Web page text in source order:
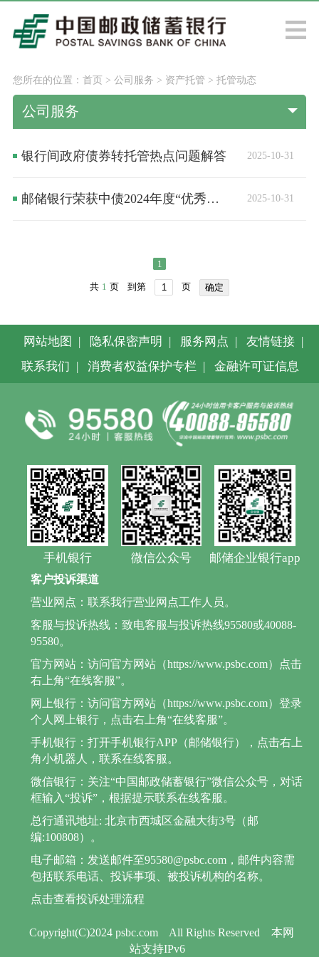
您所在的位置： 首页> 公司服务 > 资产托管 > 托管动态
公司服务
2025-10-31
银行间政府债券转托管热点问题解答
2025-10-31
邮储银行荣获中债2024年度“优秀资产托管机构”
1
共 1 页 到第 页 确定
网站地图 | 隐私保密声明 | 服务网点 | 友情链接 |
联系我们 | 消费者权益保护专栏 | 金融许可证信息
手机银行 微信公众号 邮储企业银行app
Copyright(C)2024 psbc.com All Rights Reserved
本网
站支持IPv6
客户投诉渠道
营业网点：联系我行营业网点工作人员。
客服与投诉热线：致电客服与投诉热线95580或40088-
95580。
官方网站：访问官方网站（https://www.psbc.com）点击
右上角“在线客服”。
网上银行：访问官方网站（https://www.psbc.com）登录
个人网上银行，点击右上角“在线客服”。
手机银行：打开手机银行APP（邮储银行），点击右上
角小机器人，联系在线客服。
微信银行：关注“中国邮政储蓄银行”微信公众号，对话
框输入“投诉”，根据提示联系在线客服。
总行通讯地址: 北京市西城区金融大街3号（邮
编:100808）。
电子邮箱：发送邮件至95580@psbc.com，邮件内容需
包括联系电话、投诉事项、被投诉机构的名称。
点击查看投诉处理流程